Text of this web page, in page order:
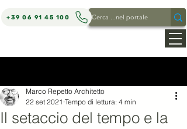
+39 06 91 45 100
Il setaccio del tempo e la
Marco Repetto Architetto
22 set 2021 Tempo di lettura: 4 min